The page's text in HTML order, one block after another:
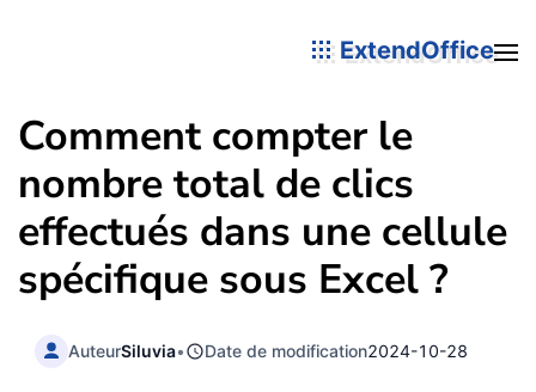
ExtendOffice
Comment compter le
nombre total de clics
effectués dans une cellule
spécifique sous Excel ?
AuteurSiluvia• Date de modification2024-10-28